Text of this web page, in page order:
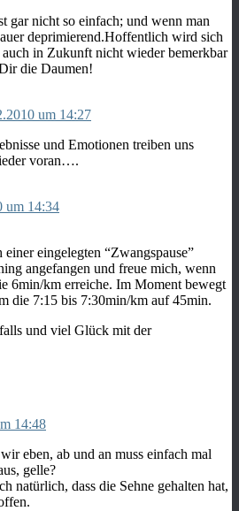
gar nicht so einfach; und wenn man
deprimierend.Hoffentlich wird sich
in Zukunft nicht wieder bemerkbar
die Daumen!
um 14:27
und Emotionen treiben uns
voran….
um 14:34
einer eingelegten “Zwangspause”
angefangen und freue mich, wenn
6min/km erreiche. Im Moment bewegt
die 7:15 bis 7:30min/km auf 45min.
und viel Glück mit der
14:48
eben, ab und an muss einfach mal
gelle?
natürlich, dass die Sehne gehalten hat,